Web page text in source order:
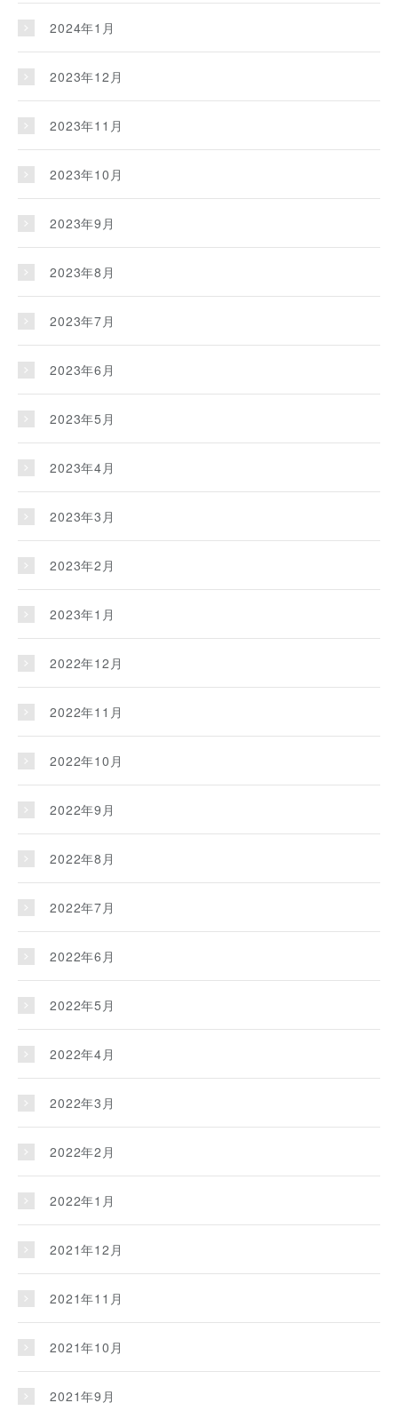
2024年1月
2023年12月
2023年11月
2023年10月
2023年9月
2023年8月
2023年7月
2023年6月
2023年5月
2023年4月
2023年3月
2023年2月
2023年1月
2022年12月
2022年11月
2022年10月
2022年9月
2022年8月
2022年7月
2022年6月
2022年5月
2022年4月
2022年3月
2022年2月
2022年1月
2021年12月
2021年11月
2021年10月
2021年9月